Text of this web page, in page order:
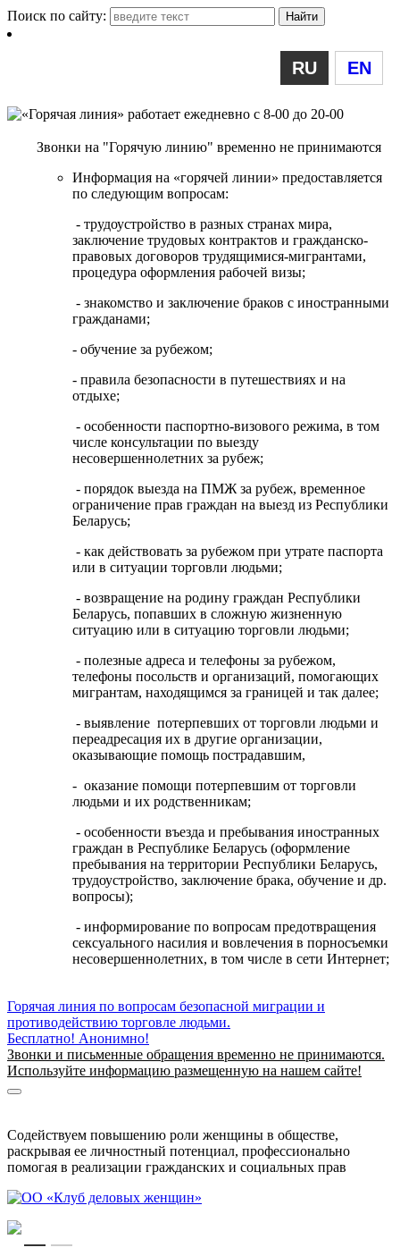
Поиск по сайту:
RU EN
Звонки на "Горячую линию" временно не принимаются
Информация на «горячей линии» предоставляется
по следующим вопросам:
- трудоустройство в разных странах мира,
заключение трудовых контрактов и гражданско-
правовых договоров трудящимися-мигрантами,
процедура оформления рабочей визы;
- знакомство и заключение браков с иностранными
гражданами;
- обучение за рубежом;
- правила безопасности в путешествиях и на
отдыхе;
- особенности паспортно-визового режима, в том
числе консультации по выезду
несовершеннолетних за рубеж;
- порядок выезда на ПМЖ за рубеж, временное
ограничение прав граждан на выезд из Республики
Беларусь;
- как действовать за рубежом при утрате паспорта
или в ситуации торговли людьми;
- возвращение на родину граждан Республики
Беларусь, попавших в сложную жизненную
ситуацию или в ситуацию торговли людьми;
- полезные адреса и телефоны за рубежом,
телефоны посольств и организаций, помогающих
мигрантам, находящимся за границей и так далее;
- выявление потерпевших от торговли людьми и
переадресация их в другие организации,
оказывающие помощь пострадавшим,
- оказание помощи потерпевшим от торговли
людьми и их родственникам;
- особенности въезда и пребывания иностранных
граждан в Республике Беларусь (оформление
пребывания на территории Республики Беларусь,
трудоустройство, заключение брака, обучение и др.
вопросы);
- информирование по вопросам предотвращения
сексуального насилия и вовлечения в порносъемки
несовершеннолетних, в том числе в сети Интернет;
Горячая линия по вопросам безопасной миграции и
противодействию торговле людьми.
Бесплатно! Анонимно!
Звонки и письменные обращения временно не принимаются.
Используйте информацию размещенную на нашем сайте!
Содействуем повышению роли женщины в обществе,
раскрывая ее личностный потенциал, профессионально
помогая в реализации гражданских и социальных прав
RUEN